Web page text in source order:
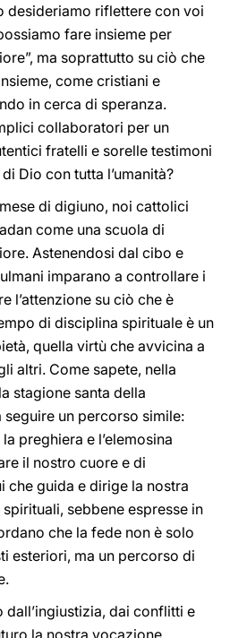
desideriamo riflettere con voi
fare insieme per
ma soprattutto su ciò che
come cristiani e
in cerca di speranza.
collaboratori per un
fratelli e sorelle testimoni
Dio con tutta l’umanità?
di digiuno, noi cattolici
come una scuola di
Astenendosi dal cibo e
imparano a controllare i
l’attenzione su ciò che è
di disciplina spirituale è un
quella virtù che avvicina a
altri. Come sapete, nella
stagione santa della
seguire un percorso simile:
preghiera e l’elemosina
il nostro cuore e di
che guida e dirige la nostra
sebbene espresse in
che la fede non è solo
esteriori, ma un percorso di
dall’ingiustizia, dai conflitti e
la nostra vocazione